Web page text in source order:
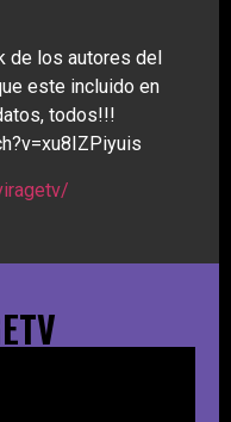
de los autores del
este incluido en
todos!!!